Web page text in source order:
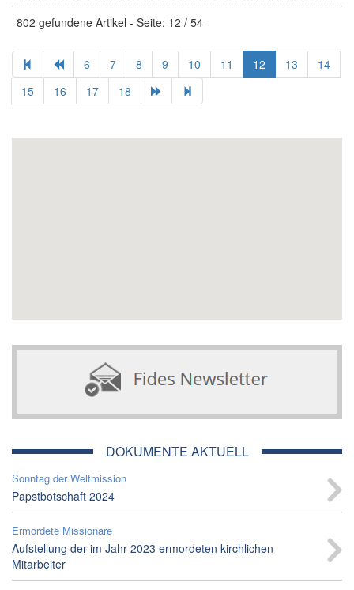
802 gefundene Artikel - Seite: 12 / 54
6 7 8 9 10 11 12 13
14
15
16 17 18
DOKUMENTE AKTUELL
Sonntag der Weltmission
Papstbotschaft 2024
Ermordete Missionare
Aufstellung der im Jahr 2023 ermordeten kirchlichen
Mitarbeiter